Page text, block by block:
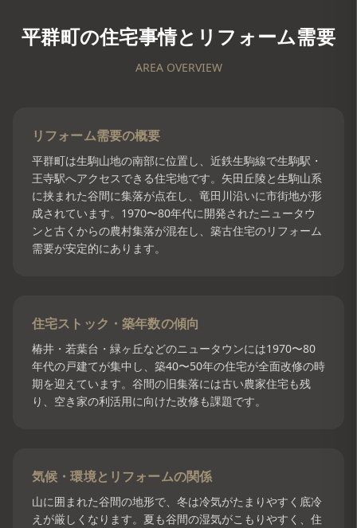
平群町の住宅事情とリフォーム需要
AREA OVERVIEW
リフォーム需要の概要
平群町は生駒山地の南部に位置し、近鉄生駒線で生駒駅・
王寺駅へアクセスできる住宅地です。矢田丘陵と生駒山系
に挟まれた谷間に集落が点在し、竜田川沿いに市街地が形
成されています。1970〜80年代に開発されたニュータウ
ンと古くからの農村集落が混在し、築古住宅のリフォーム
需要が安定的にあります。
住宅ストック・築年数の傾向
椿井・若葉台・緑ヶ丘などのニュータウンには1970〜80
年代の戸建てが集中し、築40〜50年の住宅が全面改修の時
期を迎えています。谷間の旧集落には古い農家住宅も残
り、空き家の利活用に向けた改修も課題です。
気候・環境とリフォームの関係
山に囲まれた谷間の地形で、冬は冷気がたまりやすく底冷
えが厳しくなります。夏も谷間の湿気がこもりやすく、住